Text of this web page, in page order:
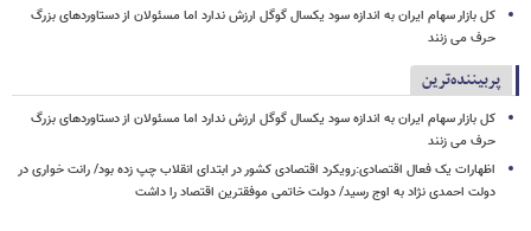
کل بازار سهام ایران به اندازه سود یکسال گوگل ارزش ندارد اما مسئولان از دستاوردهای بزرگ
حرف می زنند
پربیننده‌ترین
کل بازار سهام ایران به اندازه سود یکسال گوگل ارزش ندارد اما مسئولان از دستاوردهای بزرگ
حرف می زنند
اظهارات یک فعال اقتصادی:رویکرد اقتصادی کشور در ابتدای انقلاب چپ زده بود/ رانت خواری در
دولت احمدی نژاد به اوج رسید/ دولت خاتمی موفقترین اقتصاد را داشت